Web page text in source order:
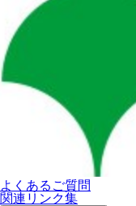
よくあるご質問
関連リンク集